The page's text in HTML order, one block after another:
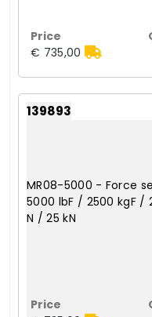
€ 735,00
139893
MR08-5000 - Force
5000 lbF / 2500 kgF /
N / 25 kN